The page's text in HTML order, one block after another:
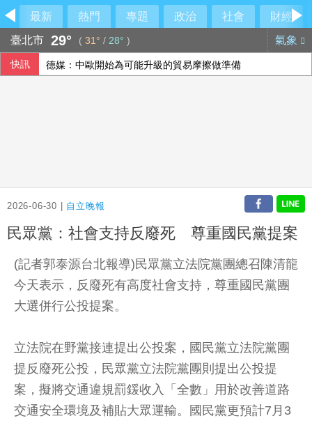
最新 熱門 專題 政治 社會
財經
臺北市 29° ( 31° / 28° ) 氣象
快訊 德媒：中歐開始為可能升級的貿易摩擦做準備
2026-06-30 | 自立晚報
民眾黨：社會支持反廢死 尊重國民黨提案
(記者郭泰源台北報導)民眾黨立法院黨團總召陳清龍
今天表示，反廢死有高度社會支持，尊重國民黨團
大選併行公投提案。
立法院在野黨接連提出公投案，國民黨立法院黨團
提反廢死公投，民眾黨立法院黨團則提出公投提
案，擬將交通違規罰鍰收入「全數」用於改善道路
交通安全環境及補貼大眾運輸。國民黨更預計7月3